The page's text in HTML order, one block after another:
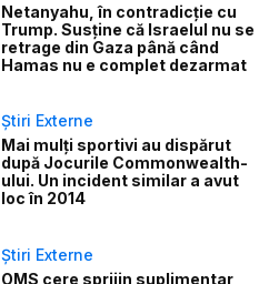
Netanyahu, în contradicție cu
Trump. Susține că Israelul nu se
retrage din Gaza până când
Hamas nu e complet dezarmat
Știri Externe
Mai mulți sportivi au dispărut
după Jocurile Commonwealth-
ului. Un incident similar a avut
loc în 2014
Știri Externe
OMS cere sprijin suplimentar